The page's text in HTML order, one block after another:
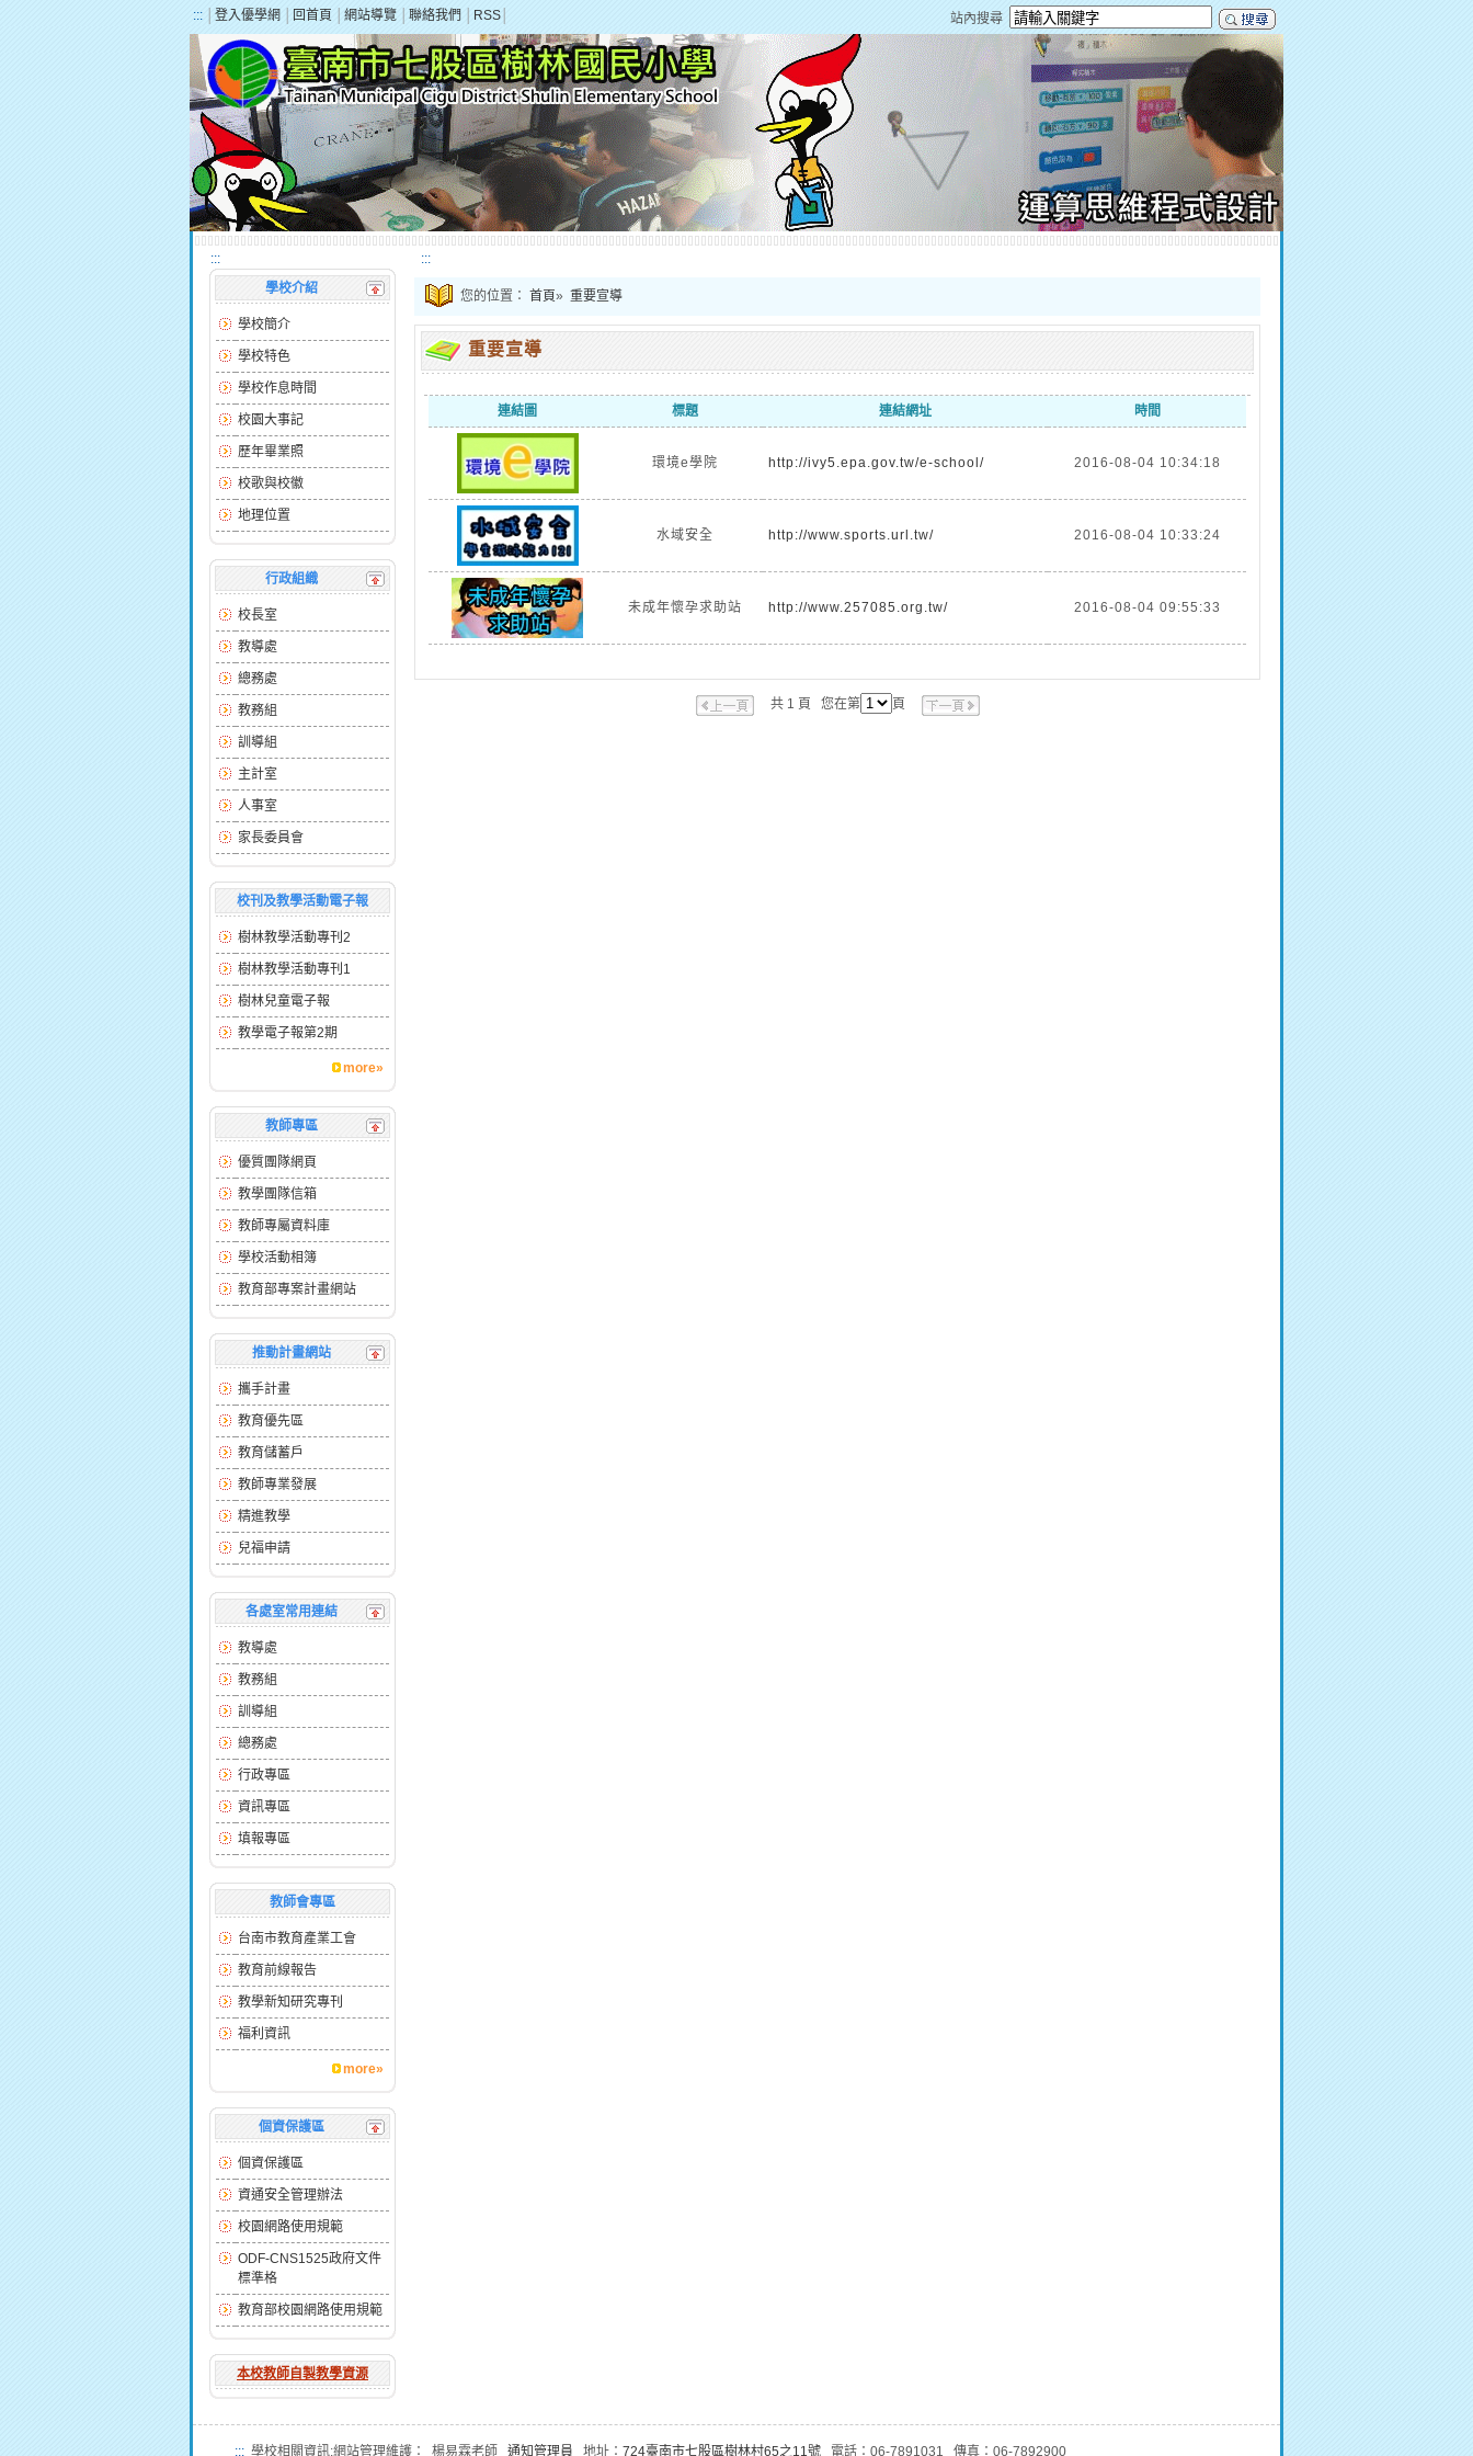
::: 登入優學網 回首頁 網站導覽 聯絡我們 RSS 站內搜尋
:::
學校介紹
學校簡介
學校特色
學校作息時間
校園大事記
歷年畢業照
校歌與校徽
地理位置
行政組織
校長室
教導處
總務處
教務組
訓導組
主計室
人事室
家長委員會
校刊及教學活動電子報
樹林教學活動專刊2
樹林教學活動專刊1
樹林兒童電子報
教學電子報第2期
more»
教師專區
優質團隊網頁
教學團隊信箱
教師專屬資料庫
學校活動相簿
教育部專案計畫網站
推動計畫網站
攜手計畫
教育優先區
教育儲蓄戶
教師專業發展
精進教學
兒福申請
各處室常用連結
教導處
教務組
訓導組
總務處
行政專區
資訊專區
填報專區
教師會專區
台南市教育產業工會
教育前線報告
教學新知研究專刊
福利資訊
more»
個資保護區
個資保護區
資通安全管理辦法
校園網路使用規範
ODF-CNS1525政府文件
標準格
教育部校園網路使用規範
本校教師自製教學資源
:::
您的位置： 首頁» 重要宣導
重要宣導
連結圖 標題 連結網址 時間
環境e學院 http://ivy5.epa.gov.tw/e-school/ 2016-08-04 10:34:18
水域安全 http://www.sports.url.tw/ 2016-08-04 10:33:24
未成年懷孕求助站 http://www.257085.org.tw/ 2016-08-04 09:55:33
共 1 頁 您在第 頁
::: 學校相關資訊:網站管理維護： 楊易霖老師 通知管理員 地址： 724臺南市七股區樹林村65之11號 電話：06-7891031 傳真：06-7892900